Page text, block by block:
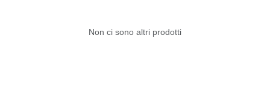
Non ci sono altri prodotti